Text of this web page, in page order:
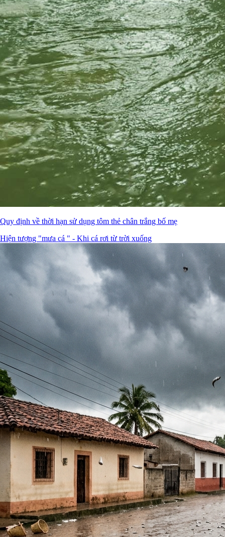
Quy định về thời hạn sử dụng tôm thẻ chân trắng bố mẹ
Hiện tượng "mưa cá " - Khi cá rơi từ trời xuống